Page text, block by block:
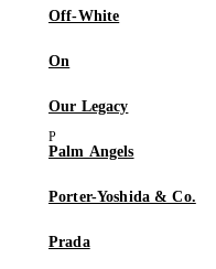
Off-White
On
Our Legacy
Palm Angels
Porter-Yoshida & Co.
Prada